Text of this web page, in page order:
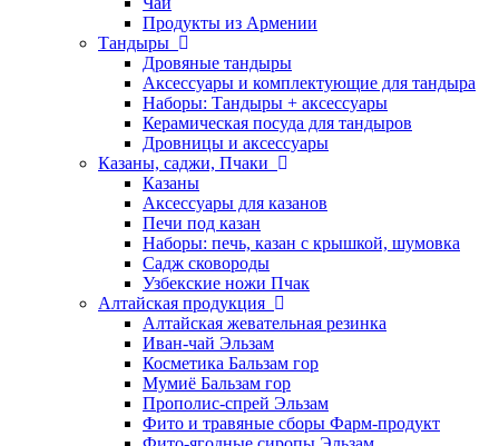
Продукты из Армении
Тандыры
Дровяные тандыры
Аксессуары и комплектующие для тандыра
Наборы: Тандыры + аксессуары
Керамическая посуда для тандыров
Дровницы и аксессуары
Казаны, саджи, Пчаки
Казаны
Аксессуары для казанов
Печи под казан
Наборы: печь, казан с крышкой, шумовка
Садж сковороды
Узбекские ножи Пчак
Алтайская продукция
Алтайская жевательная резинка
Иван-чай Эльзам
Косметика Бальзам гор
Мумиё Бальзам гор
Прополис-спрей Эльзам
Фито и травяные сборы Фарм-продукт